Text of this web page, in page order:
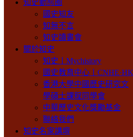
知史動態圈
國史知友
知無不言
知史讀書會
關於知史
知史丨Mychistory
國史教育中心丨CNHE·HK
香港大學中國歷史研究文
學碩士課程同學會
中華歷史文化獎勵基金
聯絡我們
知史名家講壇